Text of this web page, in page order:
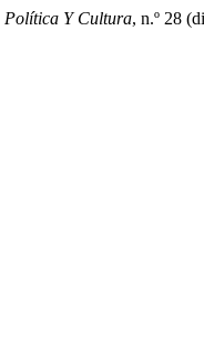
Política Y Cultura, n.º 28